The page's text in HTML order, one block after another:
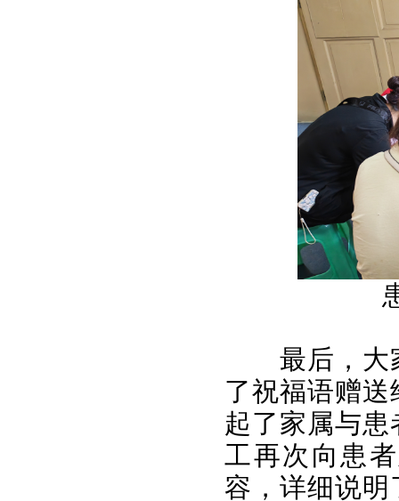
最后，大
了祝福语赠
起了家属与
工再次向患
容，详细说